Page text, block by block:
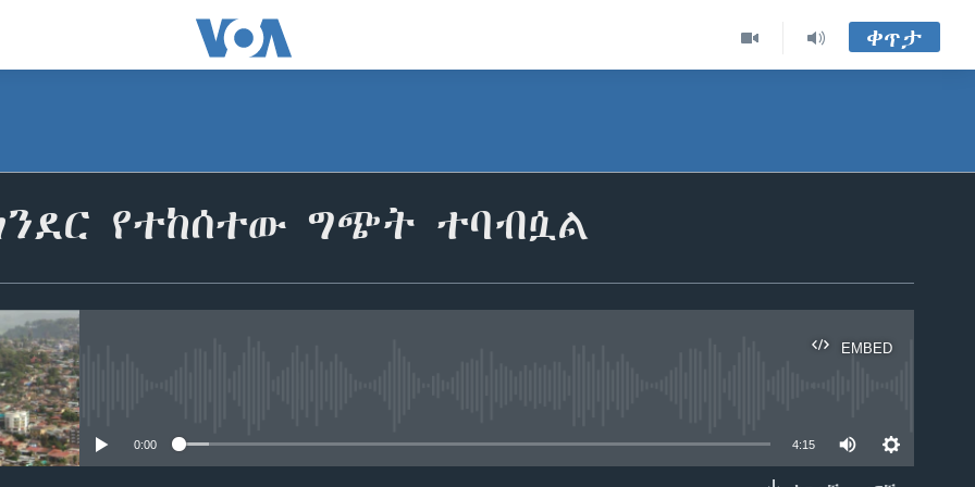
ቀጥታ
የተከሰተው ግጭት ተባብሷል
EMBED
0:00 4:15